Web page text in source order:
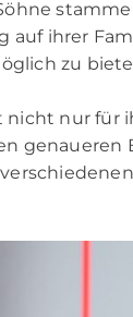
auf ihrer
zu
nur für
genaueren